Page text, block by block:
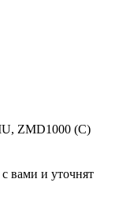
ZMD1000 (C)
вами и уточнят